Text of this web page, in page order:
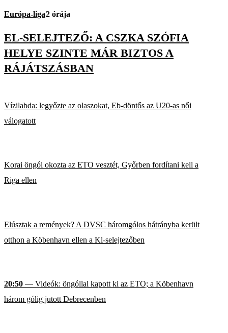
Európa-liga2 órája
EL-SELEJTEZŐ: A CSZKA SZÓFIA
HELYE SZINTE MÁR BIZTOS A
RÁJÁTSZÁSBAN
Vízilabda: legyőzte az olaszokat, Eb-döntős az U20-as női
válogatott
Korai öngól okozta az ETO vesztét, Győrben fordítani kell a
Riga ellen
Elúsztak a remények? A DVSC háromgólos hátrányba került
otthon a Köbenhavn ellen a Kl-selejtezőben
20:50 — Videók: öngóllal kapott ki az ETO; a Köbenhavn
három gólig jutott Debrecenben